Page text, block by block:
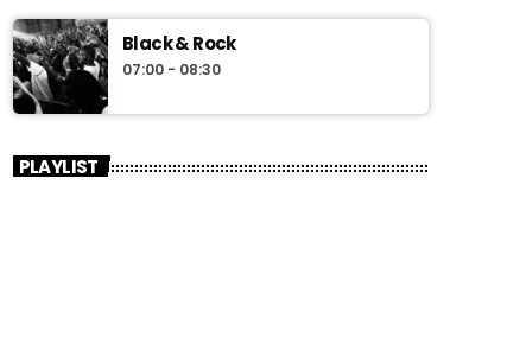
Black & Rock
07:00 - 08:30
PLAYLIST